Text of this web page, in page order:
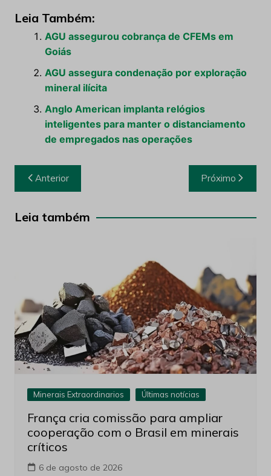
Leia Também:
AGU assegurou cobrança de CFEMs em
Goiás
AGU assegura condenação por exploração
mineral ilícita
Anglo American implanta relógios
inteligentes para manter o distanciamento
de empregados nas operações
Navegação
de
Post
Anterior Próximo
Leia também
Minerais Extraordinarios Últimas notícias
França cria comissão para ampliar
cooperação com o Brasil em minerais
críticos
6 de agosto de 2026